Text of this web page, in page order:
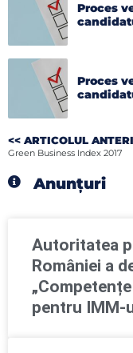
Proces
Proces
<< ARTICOLUL
Green Business Index 2017
Anunțuri
Autoritatea
României a
pentru IMM-